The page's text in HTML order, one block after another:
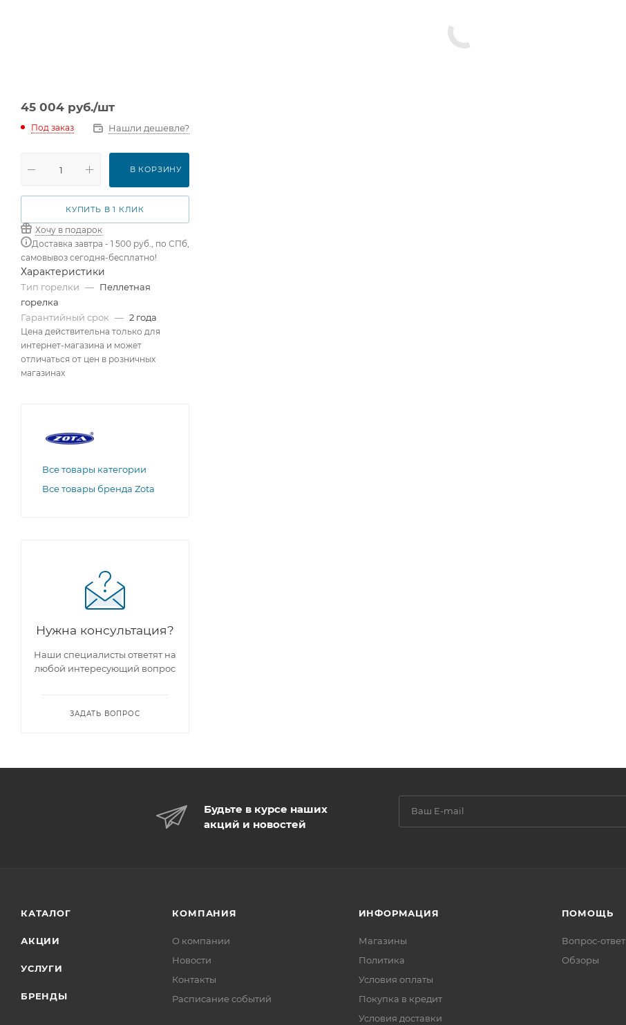
45 004 руб./шт
Под заказ Нашли дешевле?
В КОРЗИНУ
КУПИТЬ В 1 КЛИК
Хочу в подарок
Доставка завтра - 1 500 руб., по СПб,
самовывоз сегодня-бесплатно!
Характеристики
Тип горелки — Пеллетная
горелка
Гарантийный срок — 2 года
Цена действительна только для
интернет-магазина и может
отличаться от цен в розничных
магазинах
Все товары категории
Все товары бренда Zota
Нужна консультация?
Наши специалисты ответят на
любой интересующий вопрос
ЗАДАТЬ ВОПРОС
Будьте в курсе наших
акций и новостей
КАТАЛОГ
АКЦИИ
УСЛУГИ
БРЕНДЫ
КОМПАНИЯ
О компании
Новости
Контакты
Расписание событий
ИНФОРМАЦИЯ
Магазины
Политика
Условия оплаты
Покупка в кредит
Условия доставки
ПОМОЩЬ
Вопрос-ответ
Обзоры